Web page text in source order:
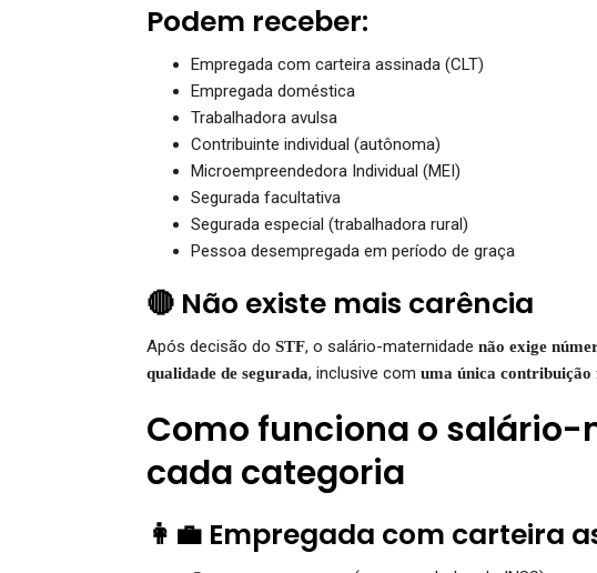
Podem receber:
Empregada com carteira assinada (CLT)
Empregada doméstica
Trabalhadora avulsa
Contribuinte individual (autônoma)
Microempreendedora Individual (MEI)
Segurada facultativa
Segurada especial (trabalhadora rural)
Pessoa desempregada em período de graça
🔴 Não existe mais carência
Após decisão do STF, o salário-maternidade não exige
qualidade de segurada, inclusive com uma única contribuição
Como funciona o
cada categoria
👩‍💼 Empregada com carteira